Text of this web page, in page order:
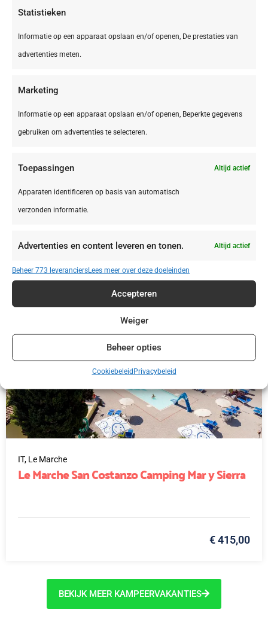
Statistieken
Informatie op een apparaat opslaan en/of openen, De prestaties van
advertenties meten.
Marketing
Informatie op een apparaat opslaan en/of openen, Beperkte gegevens
gebruiken om advertenties te selecteren.
Toepassingen Altijd actief
Apparaten identificeren op basis van automatisch
verzonden informatie.
Advertenties en content leveren en tonen. Altijd actief
Beheer 773 leveranciersLees meer over deze doeleinden
Accepteren
Weiger
Beheer opties
CookiebeleidPrivacybeleid
Bliesgau Gersheim Camping Walsheim
IT, Le Marche
Le Marche San Costanzo Camping Mar y Sierra
€ 415,00
BEKIJK MEER KAMPEERVAKANTIES